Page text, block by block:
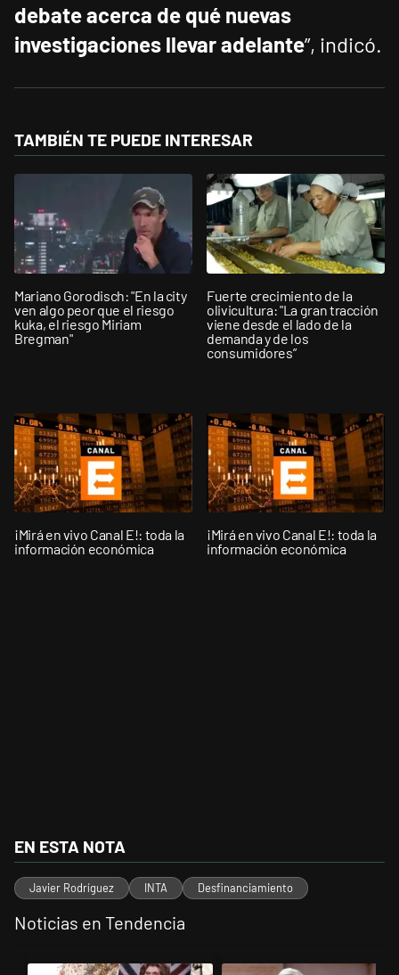
debate acerca de qué nuevas
investigaciones llevar adelante”, indicó.
TAMBIÉN TE PUEDE INTERESAR
Mariano Gorodisch: "En la city
ven algo peor que el riesgo
kuka, el riesgo Miriam
Bregman"
Fuerte crecimiento de la
olivicultura: "La gran tracción
viene desde el lado de la
demanda y de los
consumidores”
¡Mirá en vivo Canal E!: toda la
información económica
¡Mirá en vivo Canal E!: toda la
información económica
EN ESTA NOTA
Javier Rodríguez INTA Desfinanciamiento
Noticias en Tendencia
Un artículo de tendencia con el título "El Gobierno perdió la
Un artículo de tendencia con el